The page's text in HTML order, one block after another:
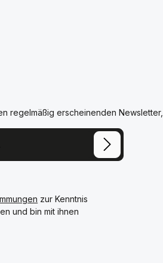
regelmäßig erscheinenden
zur Kenntnis
und bin mit ihnen